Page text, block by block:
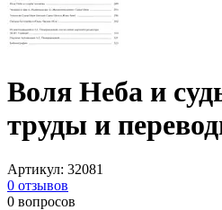
Воля Неба и
труды и
Артикул: 32081
0 отзывов
0 вопросов